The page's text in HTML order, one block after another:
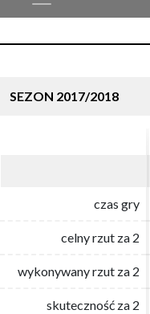
SEZON 2017/2018
czas gry
celny rzut za 2
wykonywany rzut za 2
skuteczność za 2
czas gry
celny rzut za 2
wykonywany rzut za 2
skuteczność za 2